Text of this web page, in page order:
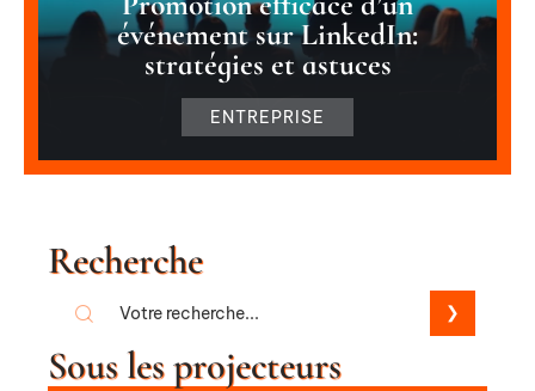
événement sur LinkedIn:
stratégies et astuces
ENTREPRISE
Recherche
Sous les projecteurs